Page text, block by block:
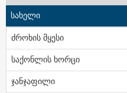
სახელი
ძროხის მყესი
საქონლის ხორცი
ჯანჯაფილი